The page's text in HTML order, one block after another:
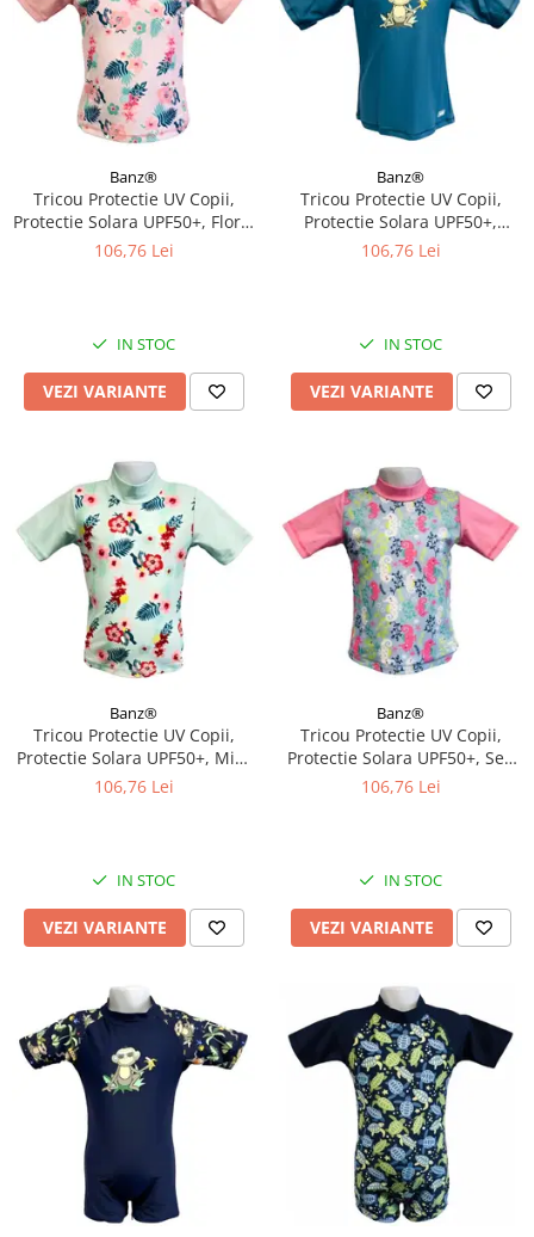
Banz®
Tricou Protectie UV Copii,
Protectie Solara UPF50+, Floral
Pink, Diverse marimi
106,76 Lei
IN STOC
VEZI VARIANTE
Banz®
Tricou Protectie UV Copii,
Protectie Solara UPF50+,
Petrol Jungle, Diverse marimi
106,76 Lei
IN STOC
VEZI VARIANTE
Banz®
Tricou Protectie UV Copii,
Protectie Solara UPF50+, Mint
Floral, Diverse marimi
106,76 Lei
IN STOC
VEZI VARIANTE
Banz®
Tricou Protectie UV Copii,
Protectie Solara UPF50+, Sea
Horse, Diverse marimi
106,76 Lei
IN STOC
VEZI VARIANTE